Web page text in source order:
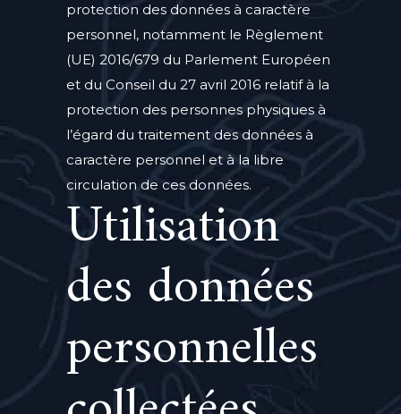
protection des données à caractère
personnel, notamment le Règlement
(UE) 2016/679 du Parlement Européen
et du Conseil du 27 avril 2016 relatif à la
protection des personnes physiques à
l’égard du traitement des données à
caractère personnel et à la libre
circulation de ces données.
Utilisation
des données
personnelles